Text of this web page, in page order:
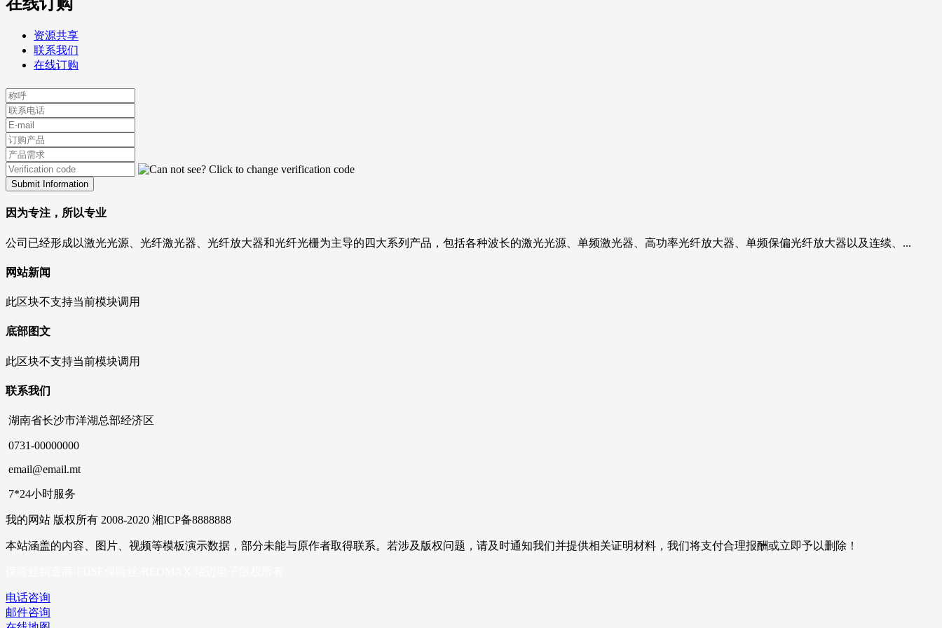
资源共享
联系我们
在线订购
Submit Information
因为专注，所以专业
公司已经形成以激光光源、光纤激光器、光纤放大器和光纤光栅为主导的四大系列产品，包括各种波长的激光光源、单频激光器、高功率光纤放大器、单频保偏光纤放大器以及连续、...
网站新闻
此区块不支持当前模块调用
底部图文
此区块不支持当前模块调用
联系我们
湖南省长沙市洋湖总部经济区
0731-00000000
email@email.mt
7*24小时服务
我的网站 版权所有 2008-2020 湘ICP备8888888
本站涵盖的内容、图片、视频等模板演示数据，部分未能与原作者取得联系。若涉及版权问题，请及时通知我们并提供相关证明材料，我们将支付合理报酬或立即予以删除！
电话咨询
邮件咨询